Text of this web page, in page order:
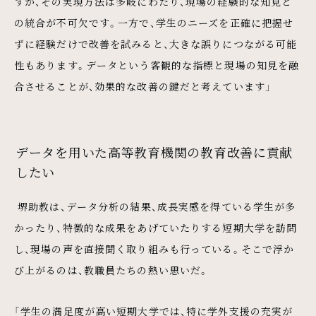
の統合が不可欠です。一方で、学生のニーズを正確に把握せ
ずに経験だけで改善を試みると、大きな誤りにつながる可能
性もあります。データという客観的な指標と現場の知見を融
合させることが、効果的な改善の鍵だと考えています」
データを用いた高等教育機関の教育改善に貢献
したい
堺助教は、データ分析の結果、成長実感を得ている学生が多
かったり、特徴的な成果をあげていたりする短期大学を訪問
し、現場の声を直接聞く取り組みも行っている。そこで浮か
び上がるのは、教職員たちの熱い思いだ。
「学生の満足度が高い短期大学では、特に学外支援の充実が